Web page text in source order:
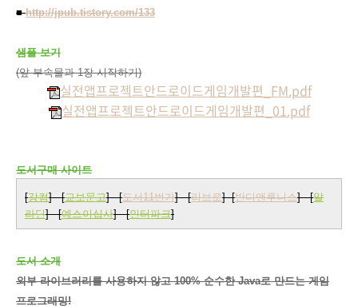
■http://jpub.tistory.com/133
샘플 보기
(앞 부속물과 1장 시작하기)
실전앱프로젝트안드로이드게임개발편_FM.pdf
실전앱프로젝트안드로이드게임개발편_01.pdf
도서구매 사이트
[강컴] [교보문고] [도서11번가] [리브로] [반디앤루니스] [알
라딘] [예스이십사] [인터파크]
도서 소개
외부 라이브러리를 사용하지 않고 100% 순수한 Java로 만드는 게임
프로그래밍!